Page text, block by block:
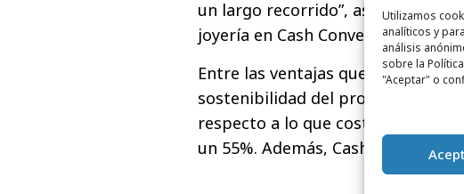
Utilizamos
analíticos y
análisis
sobre la
"Aceptar" o
un largo recorrido”, asegura José
joyería en Cash Converters.
Entre las ventajas que ofrece
sostenibilidad del producto, es el
respecto a lo que costarían estas
un 55%. Además, Cash